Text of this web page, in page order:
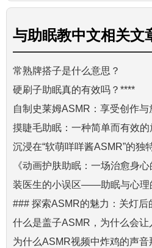
与助眠教中文相关文
常熟牌搭子是什么意思？
硬刷子助眠真的有效吗？****
自制史莱姆ASMR：享受创作与
摸睫毛助眠：一种简单而有效的
沉浸在“软萌咩咩酱ASMR”的独
《动画护肤助眠：一场治愈身心
装医生的小误区——助眠与心理
### 探索ASMR的魅力：关灯后
什么是盖子ASMR，为什么会让
为什么ASMR视频中炸鸡的声音